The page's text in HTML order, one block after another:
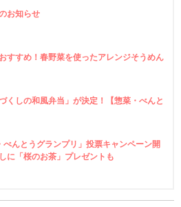
お知らせ
すすめ！春野菜を使ったアレンジそうめん
くしの和風弁当」が決定！【惣菜・べんと
べんとうグランプリ」投票キャンペーン開
に「桜のお茶」プレゼントも